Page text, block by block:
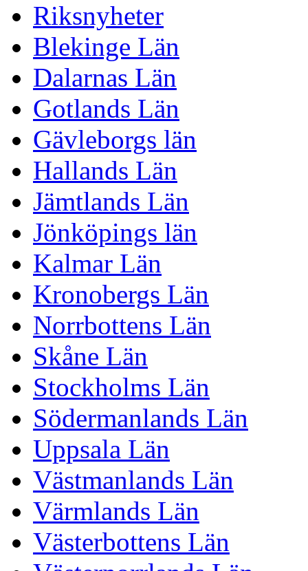
Riksnyheter
Blekinge Län
Dalarnas Län
Gotlands Län
Gävleborgs län
Hallands Län
Jämtlands Län
Jönköpings län
Kalmar Län
Kronobergs Län
Norrbottens Län
Skåne Län
Stockholms Län
Södermanlands Län
Uppsala Län
Västmanlands Län
Värmlands Län
Västerbottens Län